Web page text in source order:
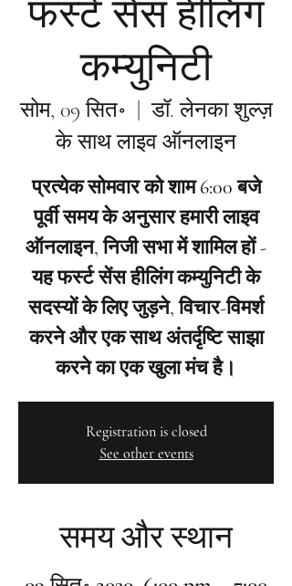
फर्स्ट सेंस हीलिंग
कम्युनिटी
सोम, 09 सित॰
  |
डॉ. लेनका शुल्ज़
के साथ लाइव ऑनलाइन
प्रत्येक सोमवार को शाम 6:00 बजे
पूर्वी समय के अनुसार हमारी लाइव
ऑनलाइन, निजी सभा में शामिल हों -
यह फर्स्ट सेंस हीलिंग कम्युनिटी के
सदस्यों के लिए जुड़ने, विचार-विमर्श
करने और एक साथ अंतर्दृष्टि साझा
करने का एक खुला मंच है।
Registration is closed
See other events
समय और स्थान